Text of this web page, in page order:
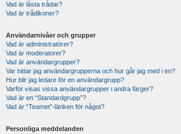
Vad är låsta trådar?
Vad är trådikoner?
Användarnivåer och grupper
Vad är administratörer?
Vad är moderatorer?
Vad är användargrupper?
Var hittar jag användargrupperna och hur går jag med i en?
Hur blir jag ledare för en användargrupp?
Varför visas vissa användargrupper i andra färger?
Vad är en “Standardgrupp”?
Vad är “Teamet”-länken för något?
Personliga meddelanden